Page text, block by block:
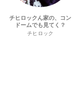
チヒロックん家の、コン
ドームでも見てく？
チヒロック